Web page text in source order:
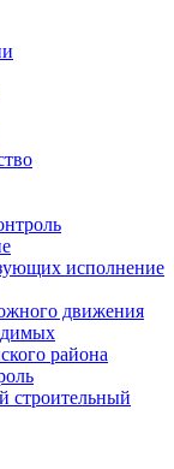
исполнение
движения
района
строительный